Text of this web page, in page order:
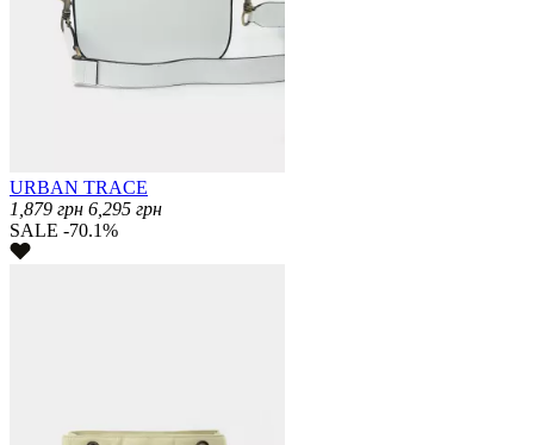
URBAN TRACE
1,879 грн 6,295 грн
SALE -70.1%